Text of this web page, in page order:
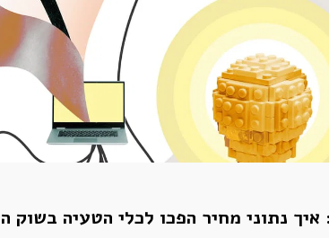
איך נתוני מחיר הפכו לכלי הטעיה בשוק